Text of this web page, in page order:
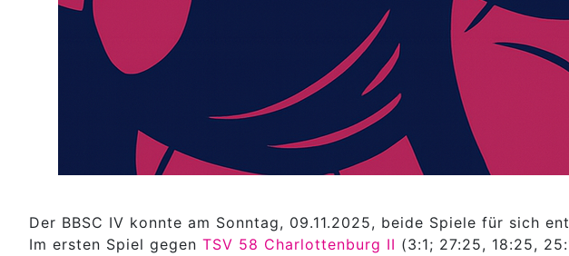
Der BBSC IV konnte am Sonntag, 09.11.2025, beide Spiele für sich
Im ersten Spiel gegen TSV 58 Charlottenburg II (3:1; 27:25, 18:25,